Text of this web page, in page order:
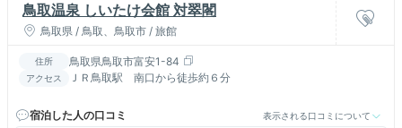
鳥取温泉 しいたけ会館 対翠閣
鳥取県 / 鳥取、鳥取市 / 旅館
住所 鳥取県鳥取市富安1-84
アクセス ＪＲ鳥取駅 南口から徒歩約６分
宿泊した人の口コミ 表示される口コミについて